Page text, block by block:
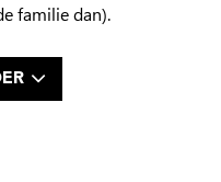
familie dan).